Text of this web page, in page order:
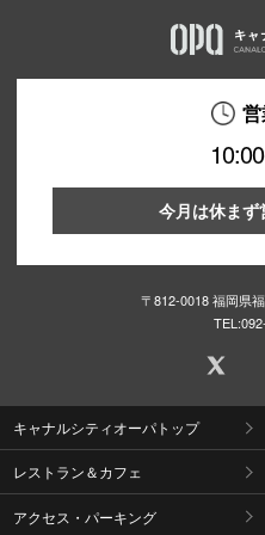
今月は休ま
〒812-0018 福岡県
TEL:
キャナルシティオーパトップ
レストラン＆カフェ
アクセス・パーキング